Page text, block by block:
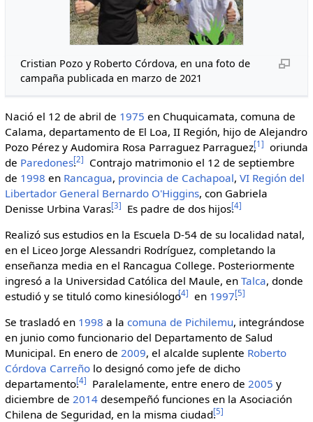
Cristian Pozo y Roberto Córdova, en una foto de
campaña publicada en marzo de 2021
Nació el 12 de abril de 1975 en Chuquicamata, comuna de
Calama, departamento de El Loa, II Región, hijo de Alejandro
Pozo Pérez y Audomira Rosa Parraguez Parraguez,
[1 ] oriunda
de Paredones.
[2]
Contrajo matrimonio el 12 de septiembre
de 1998 en Rancagua, provincia de Cachapoal, VI Región del
Libertador General Bernardo O'Higgins, con Gabriela
Denisse Urbina Varas.
[3] Es padre de dos hijos.
[4]
Realizó sus estudios en la Escuela D-54 de su localidad natal,
en el Liceo Jorge Alessandri Rodríguez, completando la
enseñanza media en el Rancagua College. Posteriormente
ingresó a la Universidad Católica del Maule, en Talca, donde
estudió y se tituló como kinesiólogo
[4] en 1997.[5]
Se trasladó en 1998 a la comuna de Pichilemu, integrándose
en junio como funcionario del Departamento de Salud
Municipal. En enero de 2009, el alcalde suplente Roberto
Córdova Carreñolo designó como jefe de dicho
departamento.[4] Paralelamente, entre enero de 2005 y
diciembre de 2014desempeñó funciones en la Asociación
Chilena de Seguridad, en la misma ciudad.[5]